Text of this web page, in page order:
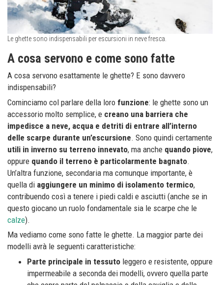
Le ghette sono indispensabili per escursioni in neve fresca.
A cosa servono e come sono fatte
A cosa servono esattamente le ghette? E sono davvero
indispensabili?
Cominciamo col parlare della loro funzione: le ghette sono un
accessorio molto semplice, e creano una barriera che
impedisce a neve, acqua e detriti di entrare all’interno
delle scarpe durante un’escursione. Sono quindi certamente
utili in inverno su terreno innevato, ma anche quando piove,
oppure quando il terreno è particolarmente bagnato.
Un’altra funzione, secondaria ma comunque importante, è
quella di aggiungere un minimo di isolamento termico,
contribuendo così a tenere i piedi caldi e asciutti (anche se in
questo giocano un ruolo fondamentale sia le scarpe che le
calze).
Ma vediamo come sono fatte le ghette. La maggior parte dei
modelli avrà le seguenti caratteristiche:
Parte principale in tessuto leggero e resistente, oppure
impermeabile a seconda dei modelli, ovvero quella parte